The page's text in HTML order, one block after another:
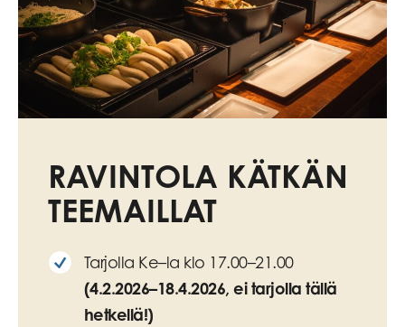
RAVINTOLA KÄTKÄN
TEEMAILLAT
Tarjolla Ke–la klo 17.00–21.00
(4.2.2026–18.4.2026, ei tarjolla tällä
hetkellä!)